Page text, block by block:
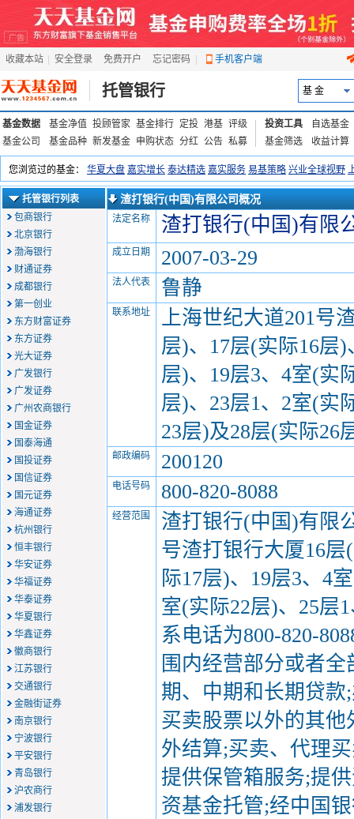
收藏本站 安全登录 免费开户 忘记密码 手机客户端
托管银行 基 金
基金数据 基金净值 投顾管家 基金排行 定投 港基 评级
基金公司
基金品种 新发基金 申购状态 分红 公告 私募
投资工具
自选基金
基金筛选
收益计算
托管银行列表
包商银行
北京银行
渤海银行
财通证券
成都银行
第一创业
东方财富证券
东方证券
光大证券
广发银行
广发证券
广州农商银行
国金证券
国泰海通
国投证券
国信证券
国元证券
海通证券
杭州银行
恒丰银行
华安证券
华福证券
华泰证券
华夏银行
华鑫证券
徽商银行
江苏银行
交通银行
金融街证券
南京银行
宁波银行
平安银行
青岛银行
沪农商行
浦发银行
渣打银行(中国)有限公司概况
法定名称 渣打银行(中国)有限
成立日期 2007-03-29
法人代表 鲁静
联系地址
上海世纪大道201号
层)、17层(实际16层
层)、19层3、4室(实
层)、23层1、2室(实
23层)及28层(实际26
邮政编码 200120
电话号码 800-820-8088
经营范围
渣打银行(中国)有限
号渣打银行大厦16层
际17层)、19层3、4
室(实际22层)、25层
系电话为800-820-
围内经营部分或者
期、中期和长期贷
买卖股票以外的其
外结算;买卖、代理
提供保管箱服务;提
资基金托管;经中国